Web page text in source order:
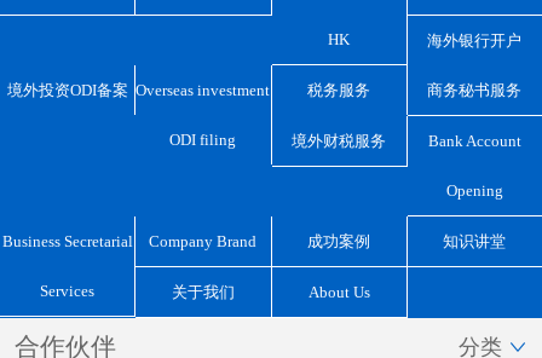
HK 海外银行开户
境外投资ODI备案 Overseas investment
ODI filing
税务服务 商务秘书服务
境外财税服务 Bank Account
Opening
Business Secretarial
Services
Company Brand 成功案例 知识讲堂
关于我们 About Us
合作伙伴 分类 